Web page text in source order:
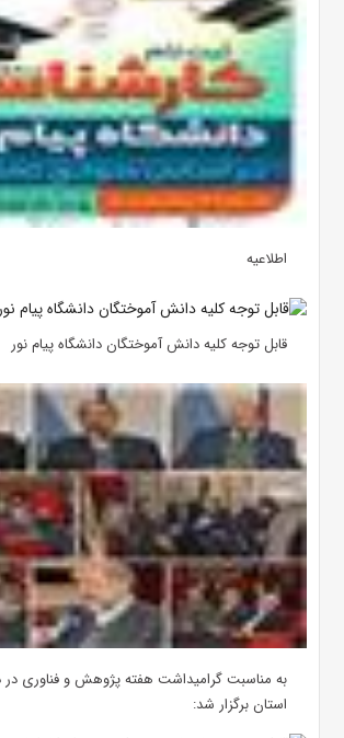
اطلاعیه
قابل توجه کلیه دانش آموختگان دانشگاه پیام نور
به مناسبت گرامیداشت هفته پژوهش و فناوری در
استان برگزار شد: